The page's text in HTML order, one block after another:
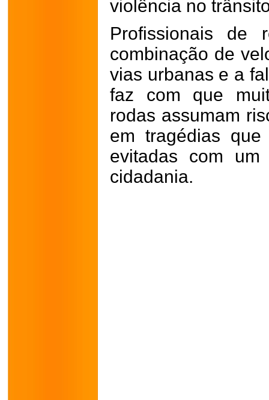
violência no
Profissionais de
combinação de
vias urbanas e a
faz com que
rodas assumam
em tragédias que
evitadas com
cidadania.